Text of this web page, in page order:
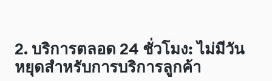
2. บริการตลอด 24 ชั่วโมง: ไม่มีวัน
หยุดสำหรับการบริการลูกค้า